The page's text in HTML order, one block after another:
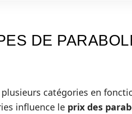
DE
catégories en
influence le prix des